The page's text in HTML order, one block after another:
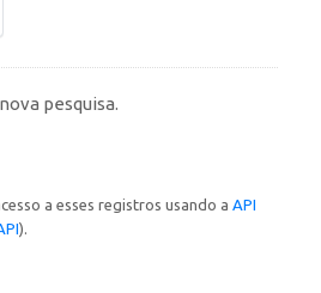
pesquisa.
a esses registros usando a API
).